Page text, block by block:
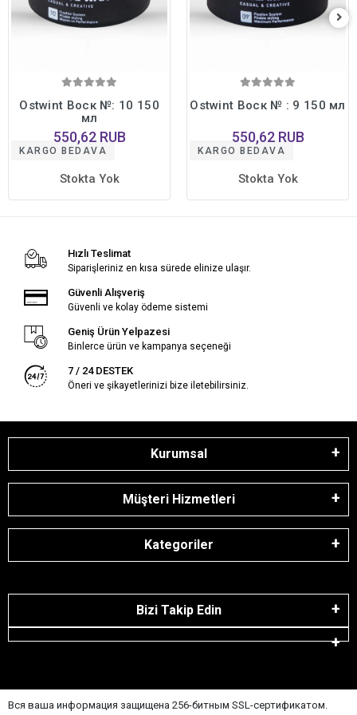
Ostwint Воск №: 10 150
мл
550,62 RUB
KARGO BEDAVA
Stokta Yok
Ostwint Воск № : 9 150 мл
550,62 RUB
KARGO BEDAVA
Stokta Yok
Hızlı Teslimat
Siparişleriniz en kısa sürede elinize ulaşır.
Güvenli Alışveriş
Güvenli ve kolay ödeme sistemi
Geniş Ürün Yelpazesi
Binlerce ürün ve kampanya seçeneği
7 / 24 DESTEK
Öneri ve şikayetlerinizi bize iletebilirsiniz.
Kurumsal
Müşteri Hizmetleri
Kategoriler
Bizi Takip Edin
Вся ваша информация защищена 256-битным SSL-сертификатом.